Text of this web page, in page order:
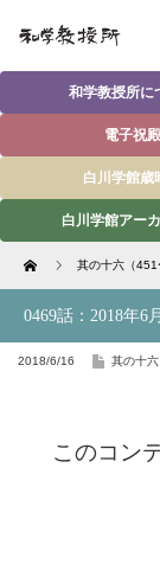
和学教授所に
電子祝殿
白川学館歳
白川学館アー
Home 其の十六（451
0469話：2018年6
2018/6/16 其の十
このコン